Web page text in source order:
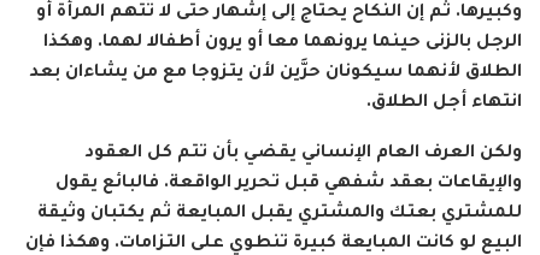
وكبيرها. ثم إن النكاح يحتاج إلى إشهار حتى لا تُتهم المرأة أو
الرجل بالزنى حينما يرونهما معا أو يرون أطفالا لهما. وهكذا
الطلاق لأنهما سيكونان حرَّين لأن يتزوجا مع من يشاءان بعد
انتهاء أجل الطلاق.
ولكن العرف العام الإنساني يقضي بأن تتم كل العقود
والإيقاعات بعقد شفهي قبل تحرير الواقعة. فالبائع يقول
للمشتري بعتك والمشتري يقبل المبايعة ثم يكتبان وثيقة
البيع لو كانت المبايعة كبيرة تنطوي على التزامات. وهكذا فإن